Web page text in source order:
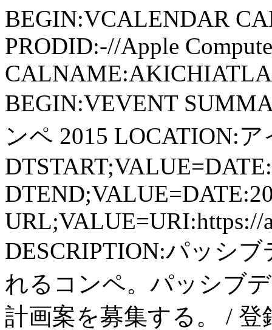
BEGIN:VCALENDAR
PRODID:-//Apple
BEGIN:VEVENT
ンペ 2015 LOCATION:
URL;VALUE=URI:https://
DESCRIPTION:パッシ
れるコンペ。パッシブ
計画案を募集する。 / 登